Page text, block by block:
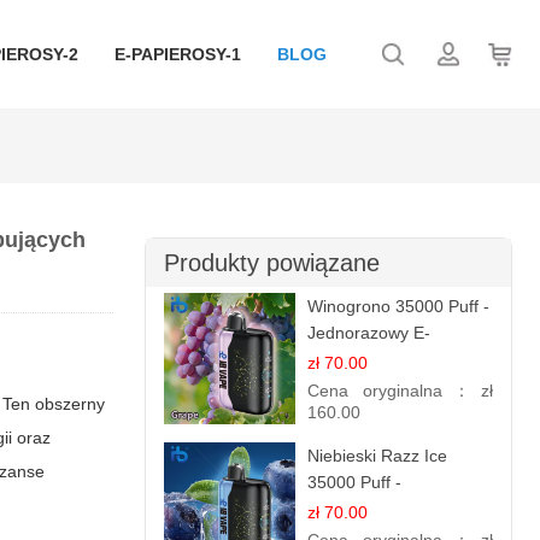
2 E-PAPIEROSY-1 BLOG
obszerny
oraz
Produkty powiązane
Winogrono 35000 Puff -
Jednorazowy E-
papieros | Soczysty
Smak Winogron
zł 70.00
Cena oryginalna： zł
160.00
Niebieski Razz Ice
35000 Puff -
Orzeźwiający E-
papieros Jednorazowy |
zł 70.00